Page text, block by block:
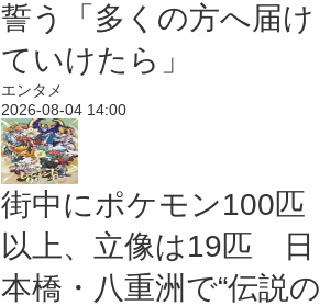
誓う「多くの方へ届け
ていけたら」
エンタメ
2026-08-04 14:00
街中にポケモン100匹
以上、立像は19匹 日
本橋・八重洲で“伝説の